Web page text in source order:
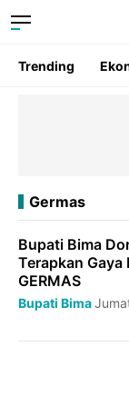
Trending
Germas
Bupati Bima
Terapkan Gaya
GERMAS
Bupati Bima